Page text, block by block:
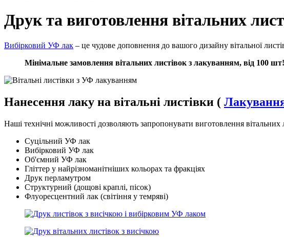
Друк та виготовлення вітальних
Вибірковий УФ лак – це чудове доповнення до вашого дизайну вітальної
Мінімальне замовлення вітальних листівок з лакуванням, від 100 шт!
Нанесення лаку на вітальні листівки (
Наші технічні можливості дозволяють запропонувати виготовлення вітальних
Суцільний УФ лак
Вибірковий УФ лак
Об'ємний УФ лак
Гліттер у найрізноманітніших кольорах та фракціях
Друк перламутром
Структурний (дощові краплі, пісок)
Флуоресцентний лак (світіння у темряві)